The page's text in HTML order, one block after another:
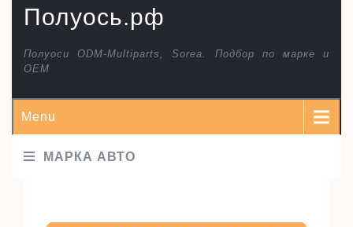
Полуось.рф
Полуоси ODM-Multiparts, Sorea. Подбор по марке и
ОЕМ
Menu
МАРКА АВТО